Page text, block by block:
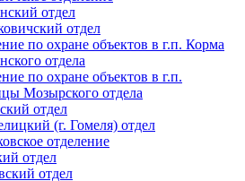
отдел
отдел
по охране объектов в г.п. Корма
отдела
по охране объектов в г.п.
Мозырского отдела
отдел
(г. Гомеля) отдел
отделение
отдел
отдел